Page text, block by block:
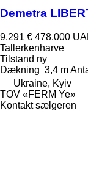
Demetra
9.291 € 478.000
Tallerkenharve
Tilstand ny
Dækning 3,4 m
Ukraine, Kyiv
TOV «FERM Ye»
Kontakt sælgeren